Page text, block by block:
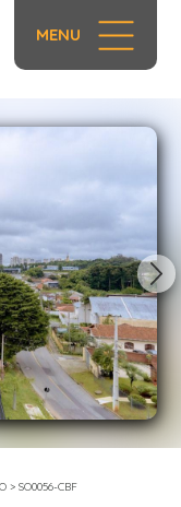
MENU
> SO0056-CBF